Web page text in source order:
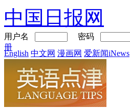
中国日报网
用户名 密码
册
English 中文网 漫画网 爱新闻iNews